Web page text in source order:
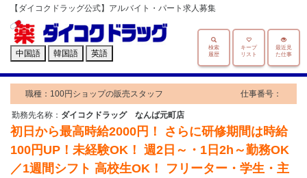
【ダイコクドラッグ公式】アルバイト・パート求人募集
中国語 韓国語 英語
最近見
た仕事
キープ
リスト
検索
履歴
職種：100円ショップの販売スタッフ 仕事番号：
勤務先名称： ダイコクドラッグ なんば元町店
初日から最高時給2000円！ さらに研修期間は時給
100円UP！未経験OK！ 週2日～・1日2h～勤務OK
／1週間シフト 高校生OK！ フリーター・学生・主